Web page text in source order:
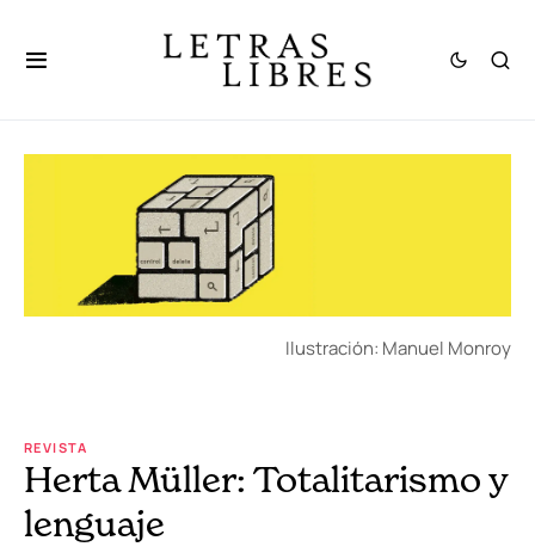
Ilustración: Manuel Monroy
REVISTA
Herta Müller: Totalitarismo y
lenguaje